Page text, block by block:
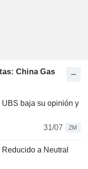
China Gas
baja su opinión y
31/07
ZM
a Neutral